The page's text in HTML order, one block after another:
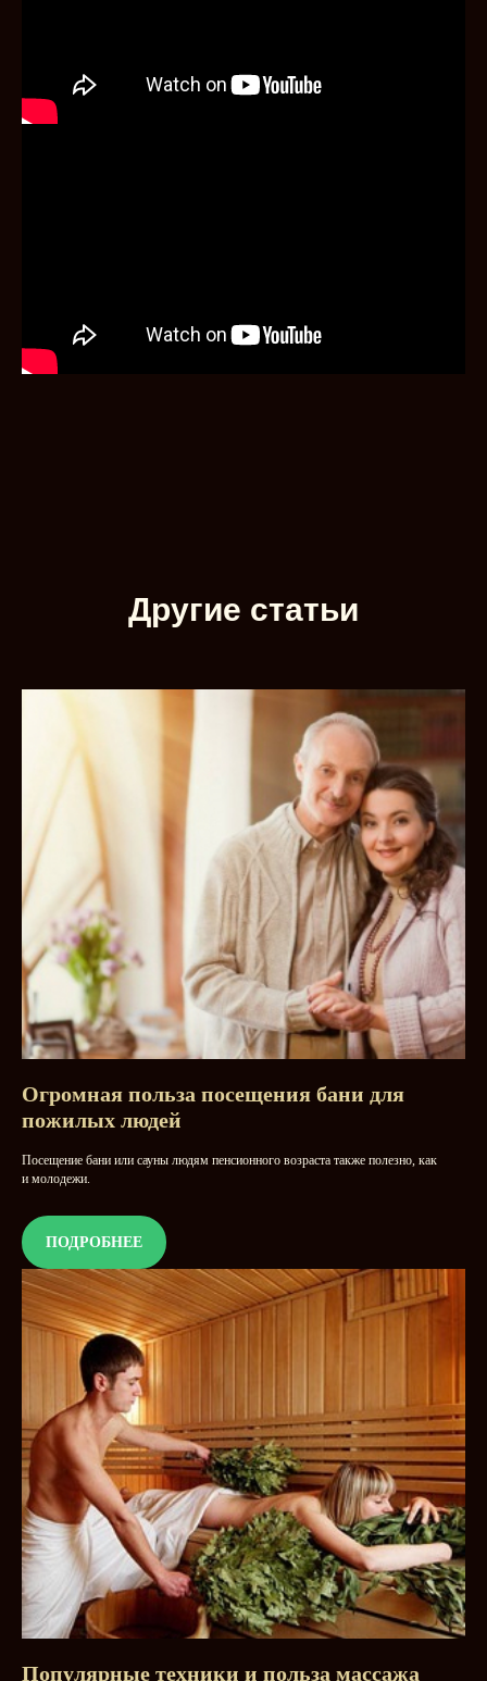
Другие статьи
Огромная польза посещения бани для
пожилых людей
Посещение бани или сауны людям пенсионного возраста также полезно, как
и молодежи.
ПОДРОБНЕЕ
Популярные техники и польза массажа
Акции
Филиалы
Меню
Сертификаты
О нас
Емеля Гранд
8-383-288-66-66
Единый справочный центр